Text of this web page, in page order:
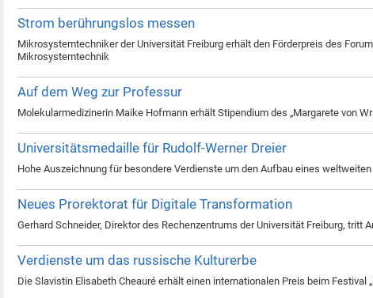
Strom berührungslos messen
Mikrosystemtechniker der Universität Freiburg erhält den Förderpreis des
Mikrosystemtechnik
Auf dem Weg zur Professur
Molekularmedizinerin Maike Hofmann erhält Stipendium des „Margarete von
Universitätsmedaille für Rudolf-Werner Dreier
Hohe Auszeichnung für besondere Verdienste um den Aufbau eines
Neues Prorektorat für Digitale Transformation
Gerhard Schneider, Direktor des Rechenzentrums der Universität Freiburg, tritt
Verdienste um das russische Kulturerbe
Die Slavistin Elisabeth Cheauré erhält einen internationalen Preis beim Festival